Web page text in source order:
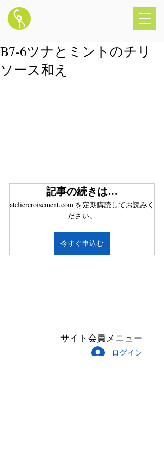
B7-6ツナとミントのチリ
ソース和え
記事の続きは…
ateliercroisement.com を定期購読してお読みく
ださい。
今すぐ申込む
サイト会員メニュー
ログイン